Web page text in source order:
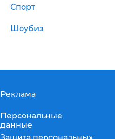
Спорт
Шоубиз
Реклама
Персональные
данные